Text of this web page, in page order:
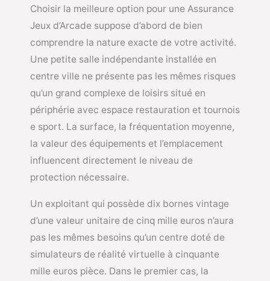
Choisir la meilleure option pour une Assurance
Jeux d’Arcade suppose d’abord de bien
comprendre la nature exacte de votre activité.
Une petite salle indépendante installée en
centre ville ne présente pas les mêmes risques
qu’un grand complexe de loisirs situé en
périphérie avec espace restauration et tournois
e sport. La surface, la fréquentation moyenne,
la valeur des équipements et l’emplacement
influencent directement le niveau de
protection nécessaire.
Un exploitant qui possède dix bornes vintage
d’une valeur unitaire de cinq mille euros n’aura
pas les mêmes besoins qu’un centre doté de
simulateurs de réalité virtuelle à cinquante
mille euros pièce. Dans le premier cas, la